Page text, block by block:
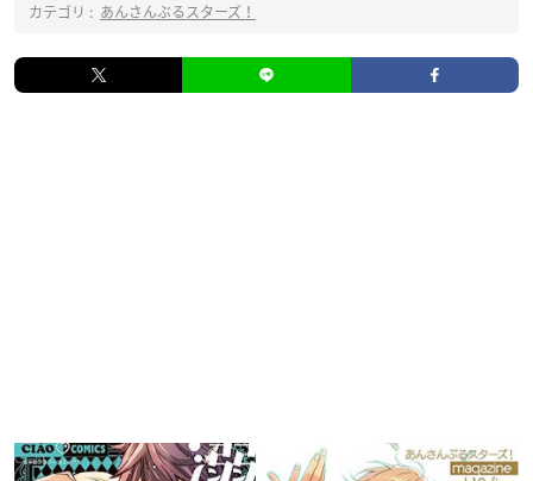
カテゴリ : あんさんぶるスターズ！